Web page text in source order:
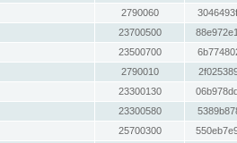
2790060
23700500
23500700
2790010
23300130
23300580
25700300